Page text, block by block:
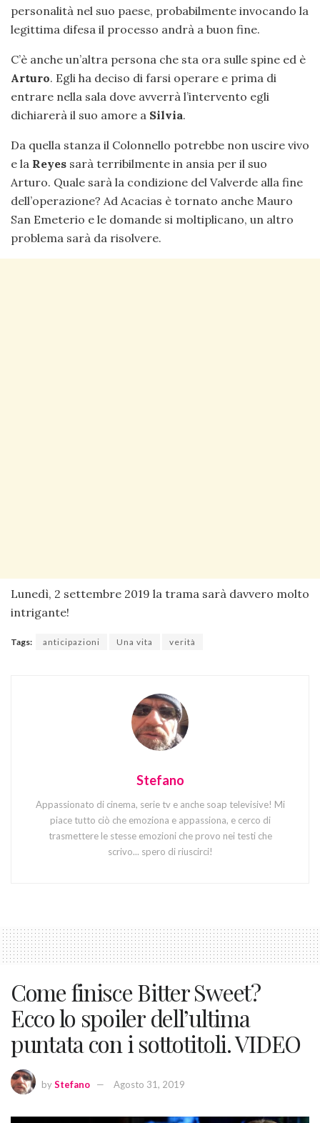
personalità nel suo paese, probabilmente invocando la
legittima difesa il processo andrà a buon fine.
C’è anche un’altra persona che sta ora sulle spine ed è
Arturo. Egli ha deciso di farsi operare e prima di
entrare nella sala dove avverrà l’intervento egli
dichiarerà il suo amore a Silvia.
Da quella stanza il Colonnello potrebbe non uscire vivo
e la Reyes sarà terribilmente in ansia per il suo
Arturo. Quale sarà la condizione del Valverde alla fine
dell’operazione? Ad Acacias è tornato anche Mauro
San Emeterio e le domande si moltiplicano, un altro
problema sarà da risolvere.
Lunedì, 2 settembre 2019 la trama sarà davvero molto
intrigante!
Tags: anticipazioni Una vita verità
Stefano
Appassionato di cinema, serie tv e anche soap televisive! Mi
piace tutto ciò che emoziona e appassiona, e cerco di
trasmettere le stesse emozioni che provo nei testi che
scrivo... spero di riuscirci!
Come finisce Bitter Sweet?
Ecco lo spoiler dell’ultima
puntata con i sottotitoli. VIDEO
byStefano Agosto 31, 2019